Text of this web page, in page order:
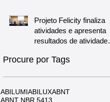
Projeto Felicity finaliza
atividades e apresenta
resultados de atividades
Procure por Tags
ABILUMIABILUXABNT
ABNT NBR 5413